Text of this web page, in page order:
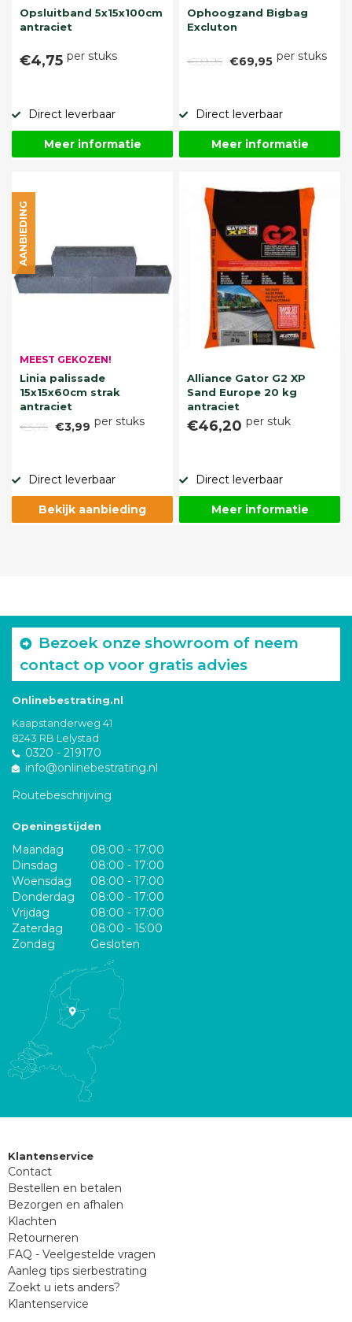
Opsluitband 5x15x100cm
antraciet
€4,75 per stuks
Direct leverbaar
Meer informatie
Ophoogzand Bigbag
Excluton
€89,95 €69,95 per stuks
Direct leverbaar
Meer informatie
MEEST GEKOZEN!
Linia palissade
15x15x60cm strak
antraciet
€5,75 €3,99 per stuks
AANBIEDING
Direct leverbaar
Bekijk aanbieding
Alliance Gator G2 XP
Sand Europe 20 kg
antraciet
€46,20 per stuk
Direct leverbaar
Meer informatie
Bezoek onze showroom of neem
contact op voor gratis advies
Onlinebestrating.nl
Kaapstanderweg 41
8243 RB Lelystad
0320 - 219170
info@onlinebestrating.nl
Routebeschrijving
Openingstijden
Maandag
08:00 - 17:00
Dinsdag
08:00 - 17:00
Woensdag
08:00 - 17:00
Donderdag
08:00 - 17:00
Vrijdag
08:00 - 17:00
Zaterdag
08:00 - 15:00
Zondag
Gesloten
Klantenservice
Contact
Bestellen en betalen
Bezorgen en afhalen
Klachten
Retourneren
FAQ - Veelgestelde vragen
Aanleg tips sierbestrating
Zoekt u iets anders?
Klantenservice